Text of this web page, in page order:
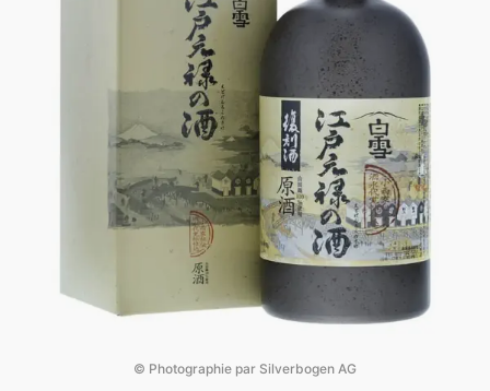
© Photographie par Silverbogen AG